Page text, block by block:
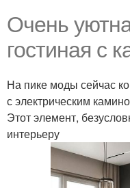
Очень
гостиная с
На пике моды сейчас
с электрическим
Этот элемент,
интерьеру